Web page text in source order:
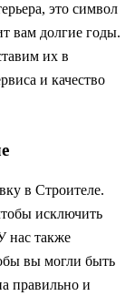
это символ
вам долгие годы.
их в
и качество
в Строителе.
исключить
нас также
вы могли быть
правильно и